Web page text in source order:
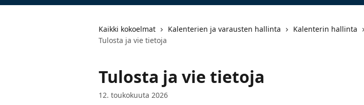
Kaikki kokoelmat Kalenterien ja varausten hallinta
Kalenterin hallinta
Tulosta ja vie tietoja
Tulosta ja vie tietoja
12. toukokuuta 2026